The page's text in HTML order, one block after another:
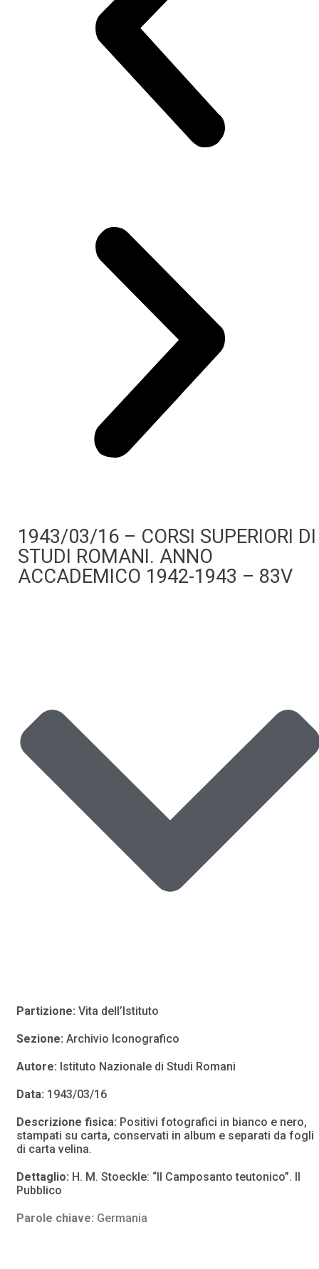
1943/03/16 – CORSI SUPERIORI DI
STUDI ROMANI. ANNO
ACCADEMICO 1942-1943 – 83V
Partizione: Vita dell’Istituto
Sezione: Archivio Iconografico
Autore: Istituto Nazionale di Studi Romani
Data: 1943/03/16
Descrizione fisica: Positivi fotografici in bianco e nero,
stampati su carta, conservati in album e separati da fogli
di carta velina.
Dettaglio: H. M. Stoeckle: “Il Camposanto teutonico”. Il
Pubblico
Parole chiave: Germania